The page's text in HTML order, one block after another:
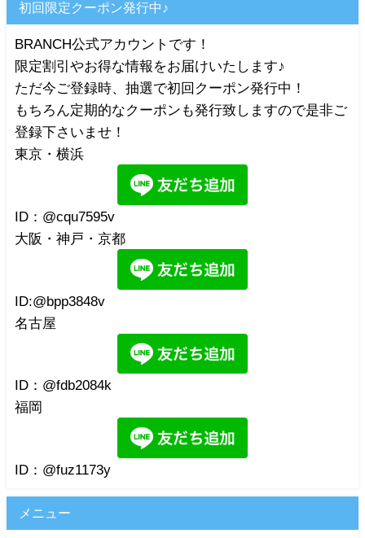
初回限定クーポン発行中♪
BRANCH公式アカウントです！
限定割引やお得な情報をお届けいたします♪
ただ今ご登録時、抽選で初回クーポン発行中！
もちろん定期的なクーポンも発行致しますので是非ご
登録下さいませ！
東京・横浜
ID：@cqu7595v
大阪・神戸・京都
ID:@bpp3848v
名古屋
ID：@fdb2084k
福岡
ID：@fuz1173y
メニュー